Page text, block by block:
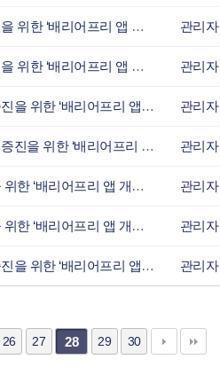
소비라이프-현대오토에버, 취약계층 이동 및 생활 편의 증진을 위한 ‘배리어프리 앱 개발 콘 관리자
스타인뉴스-현대오토에버, 취약계층 이동 및 생활 편의 증진을 위한 ‘배리어프리 앱 개발 콘 관리자
스틸프라이스-현대오토에버, 취약계층 이동 및 생활 편의 증진을 위한 ‘배리어프리 앱 개발 관리자
시사코리아저널-현대오토에버, 취약계층 이동 및 생활 편의 증진을 위한 ‘배리어프리 앱 개발 관리자
시사타임-현대오토에버, 취약계층 이동 및 생활 편의 증진을 위한 ‘배리어프리 앱 개발 콘테 관리자
시흥저널-현대오토에버, 취약계층 이동 및 생활 편의 증진을 위한 ‘배리어프리 앱 개발 콘테 관리자
에너지데일리-현대오토에버, 취약계층 이동 및 생활 편의 증진을 위한 ‘배리어프리 앱 개발 관리자
26 27 28 29 30